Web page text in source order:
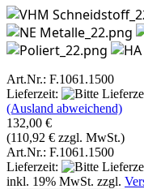
Art.Nr.: F.1061.1500
Lieferzeit:
(Ausland abweichend)
132,00 €
(110,92 € zzgl. MwSt.)
Art.Nr.: F.1061.1500
Lieferzeit:
inkl. 19% MwSt. zzgl.